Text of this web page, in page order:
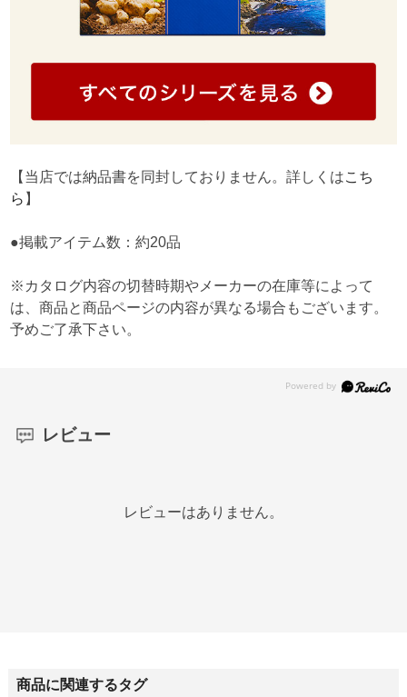
【当店では納品書を同封しておりません。詳しくはこち
ら 】
●掲載アイテム数：約20品
※カタログ内容の切替時期やメーカーの在庫等によって
は、商品と商品ページの内容が異なる場合もございます。
予めご了承下さい。
レビュー
レビューはありません。
商品に関連するタグ